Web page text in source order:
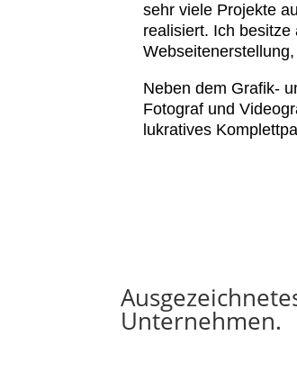
sehr viele Projekte
realisiert. Ich
Neben dem Grafik-
Fotograf und
lukratives
Unternehmen.